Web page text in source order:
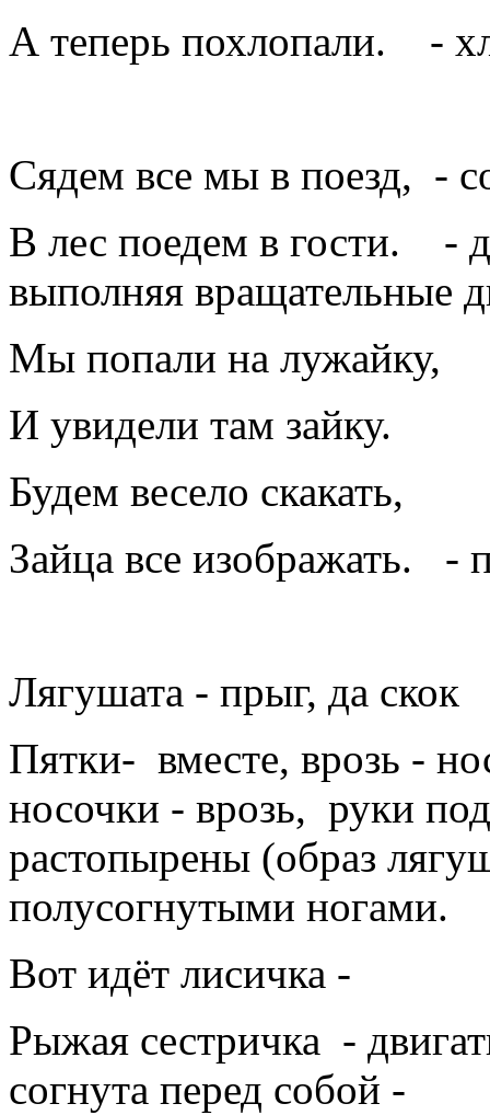
А теперь похлопали. -
Сядем все мы в поезд, -
В лес поедем в гости. -
выполняя вращательные
Мы попали на лужайку,
И увидели там зайку.
Будем весело скакать,
Зайца все изображать. -
Лягушата - прыг, да скок
Пятки- вместе, врозь -
носочки - врозь, руки
растопырены (образ
полусогнутыми ногами.
Вот идёт лисичка -
Рыжая сестричка -
согнута перед собой -